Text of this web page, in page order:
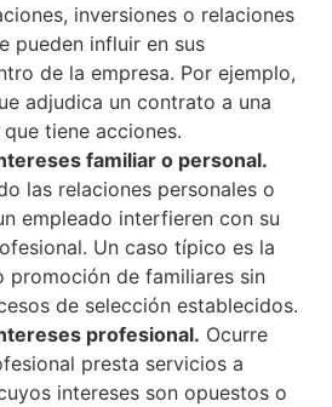
inversiones o relaciones
pueden influir en sus
de la empresa. Por ejemplo,
adjudica un contrato a una
tiene acciones.
familiar o personal.
las relaciones personales o
empleado interfieren con su
Un caso típico es la
promoción de familiares sin
de selección establecidos.
profesional. Ocurre
presta servicios a
intereses son opuestos o